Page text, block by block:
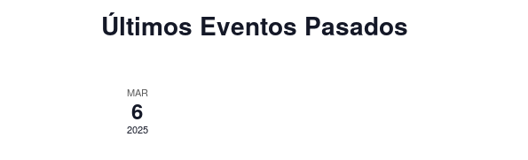
clave.
Últimos Eventos Pasados
MAR
6
2025